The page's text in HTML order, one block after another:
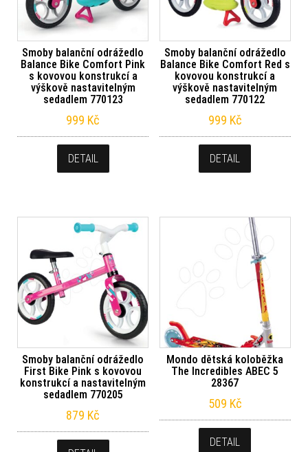
Smoby balanční odrážedlo
Balance Bike Comfort Pink
s kovovou konstrukcí a
výškově nastavitelným
sedadlem 770123
999 Kč
DETAIL
Smoby balanční odrážedlo
Balance Bike Comfort Red s
kovovou konstrukcí a
výškově nastavitelným
sedadlem 770122
999 Kč
DETAIL
Smoby balanční odrážedlo
First Bike Pink s kovovou
konstrukcí a nastavitelným
sedadlem 770205
879 Kč
Mondo dětská koloběžka
The Incredibles ABEC 5
28367
509 Kč
DETAIL